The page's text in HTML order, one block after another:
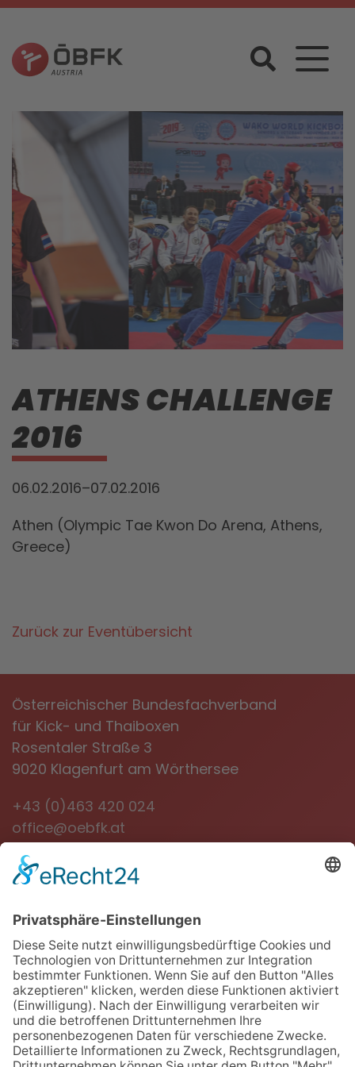
ATHENS CHALLENGE
2016
06.02.2016–07.02.2016
Athen (Olympic Tae Kwon Do Arena, Athens,
Greece)
Zurück zur Eventübersicht
Österreichischer Bundesfachverband
für Kick- und Thaiboxen
Rosentaler Straße 3
9020 Klagenfurt am Wörthersee
+43 (0)463 420 024
office@oebfk.at
NEWSLETTER